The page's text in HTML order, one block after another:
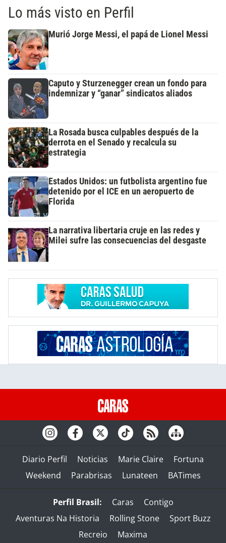
Lo más visto en Perfil
Murió Jorge Messi, el papá de Lionel Messi
Caputo y Sturzenegger crean un fondo para
indemnizar y “ganar” sindicatos aliados
La Rosada busca culpables después de la
derrota en el Senado y recalcula su
estrategia
Estados Unidos: un futbolista argentino fue
detenido por el ICE en un aeropuerto de
Florida
La narrativa libertaria cruje en las redes y
Milei sufre las consecuencias del desgaste
Diario Perfil Noticias Marie Claire
Fortuna
Weekend
Parabrisas Lunateen BATimes
Perfil Brasil: Caras
Contigo
Aventuras Na Historia
Rolling Stone
Sport Buzz
Recreio
Maxima